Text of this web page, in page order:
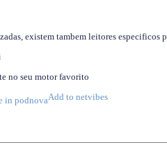
existem tambem leitores especificos
no seu motor favorito